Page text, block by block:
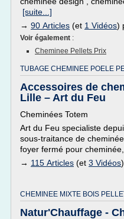
[suite...]
→ 90 Articles (et 1 Vidéos)
Voir également :
Cheminee Pellets Prix
TUBAGE CHEMINEE POELE
Accessoires de
Lille – Art du Feu
Cheminées Totem
Art du Feu specialiste
sous-traitance de
foyer fermé pour
→ 115 Articles (et 3 Vidéos
CHEMINEE MIXTE BOIS
Natur'Chauffage -